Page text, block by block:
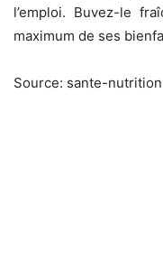
l’emploi. Buvez-le
maximum de ses
Source: sante-nutrition